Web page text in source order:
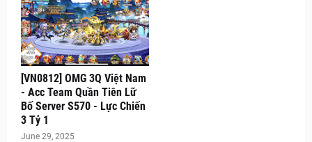
[VN0812] OMG 3Q Việt Nam
- Acc Team Quần Tiên Lữ
Bố Server S570 - Lực Chiến
3 Tỷ 1
June 29, 2025